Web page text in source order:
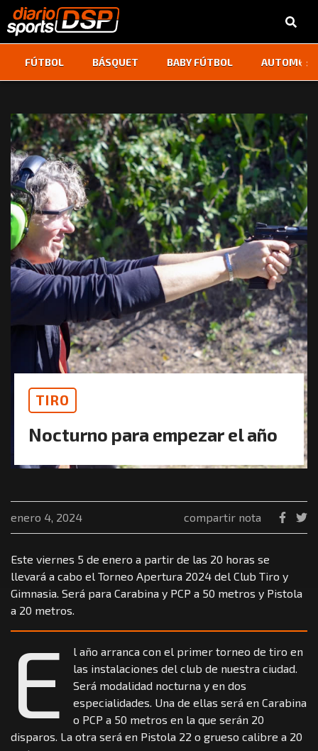
FÚTBOL BÁSQUET BABY FÚTBOL ‹ ›
TIRO
Nocturno para empezar el año
enero 4, 2024 compartir nota
Este viernes 5 de enero a partir de las 20 horas se
llevará a cabo el Torneo Apertura 2024 del Club Tiro y
Gimnasia. Será para Carabina y PCP a 50 metros y Pistola
a 20 metros.
E
l año arranca con el primer torneo de tiro en
las instalaciones del club de nuestra ciudad.
Será modalidad nocturna y en dos
especialidades. Una de ellas será en Carabina
o PCP a 50 metros en la que serán 20
disparos. La otra será en Pistola 22 o grueso calibre a 20